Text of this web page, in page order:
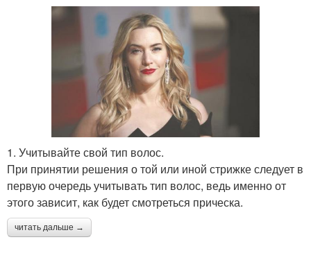
1. Учитывайте свой тип волос.
При принятии решения о той или иной стрижке следует в
первую очередь учитывать тип волос, ведь именно от
этого зависит, как будет смотреться прическа.
читать дальше →